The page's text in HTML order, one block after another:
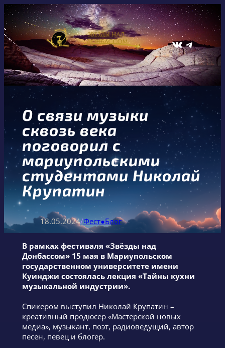
Перейти
к
содержимому
ВКонтакте Telegram
О связи музыки
сквозь века
поговорил с
мариупольскими
студентами Николай
Крупатин
18.05.2024/Фест●Блог
В рамках фестиваля «Звёзды над
Донбассом» 15 мая в Мариупольском
государственном университете имени
Куинджи состоялась лекция «Тайны кухни
музыкальной индустрии».
Спикером выступил Николай Крупатин –
креативный продюсер «Мастерской новых
медиа», музыкант, поэт, радиоведущий, автор
песен, певец и блогер.